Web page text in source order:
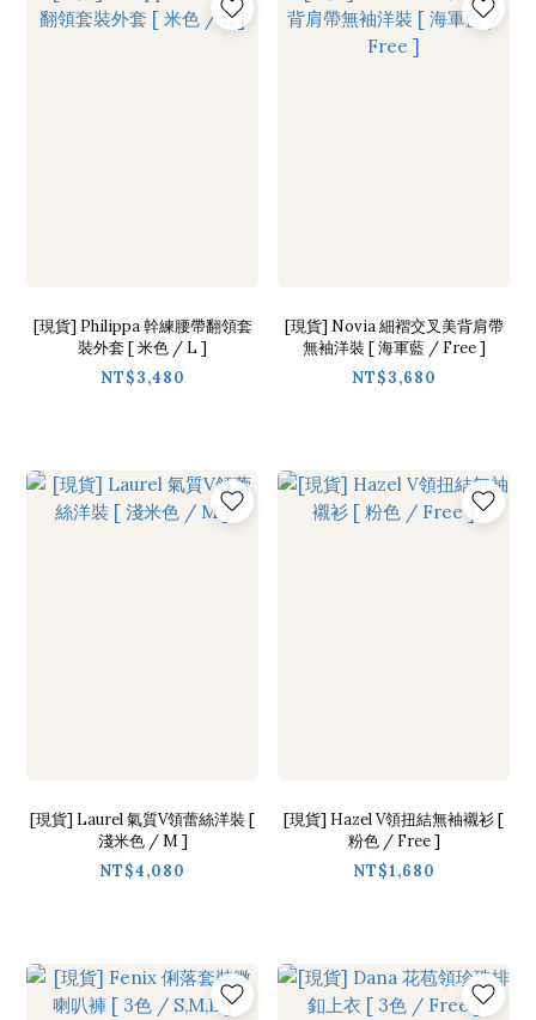
[現貨] Philippa 幹練腰帶翻領套
裝外套 [ 米色 / L ]
NT$3,480
[現貨] Novia 細褶交叉美背肩帶
無袖洋裝 [ 海軍藍 / Free ]
NT$3,680
[現貨] Laurel 氣質V領蕾絲洋裝 [
淺米色 / M ]
NT$4,080
[現貨] Hazel V領扭結無袖襯衫 [
粉色 / Free ]
NT$1,680